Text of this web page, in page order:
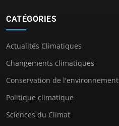
CATÉGORIES
Actualités Climatiques
Changements climatiques
Conservation de l'environnement
Politique climatique
Sciences du Climat